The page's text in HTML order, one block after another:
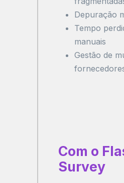
Depuração
Tempo
manuais
Gestão de
Com o
Survey